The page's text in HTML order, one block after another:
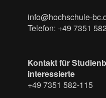
info@hochschule-
Telefon: +49 7351
Kontakt für
interessierte
+49 7351 582-115